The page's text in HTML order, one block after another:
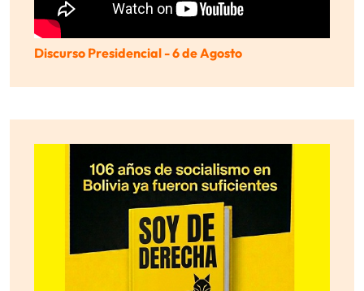
Discurso Presidencial - 6 de Agosto